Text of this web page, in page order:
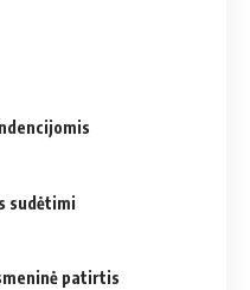
sudėtimi
patirtis